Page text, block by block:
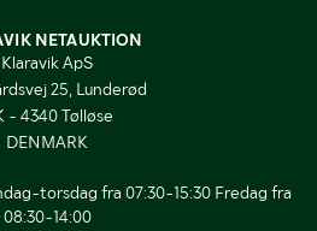
NETAUKTION
Klaravik ApS
25, Lunderød
- 4340 Tølløse
DENMARK
torsdag fra 07:30-15:30 Fredag fra
08:30-14:00